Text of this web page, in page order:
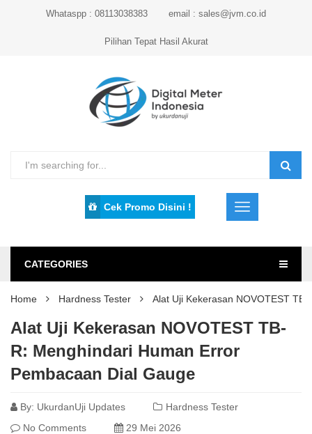
Whataspp : 08113038383 email : sales@jvm.co.id
Pilihan Tepat Hasil Akurat
Cek Promo Disini !
CATEGORIES
Home Hardness Tester Alat Uji Kekerasan NOVOTEST
Alat Uji Kekerasan NOVOTEST TB-
R: Menghindari Human Error
Pembacaan Dial Gauge
By: UkurdanUji Updates
Hardness Tester
No Comments
29 Mei 2026